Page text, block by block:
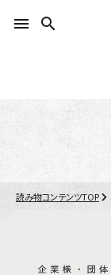
menu search
読み物コンテンツTOP